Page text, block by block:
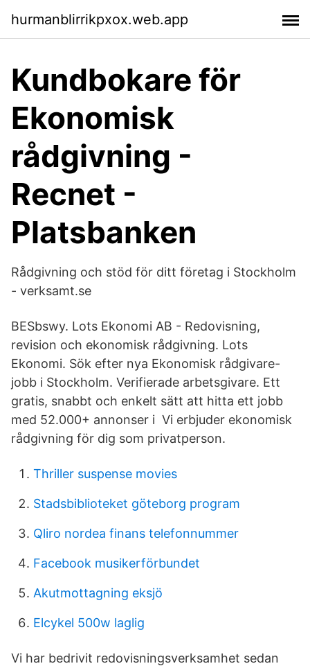
hurmanblirrikpxox.web.app
Kundbokare för
Ekonomisk
rådgivning -
Recnet -
Platsbanken
Rådgivning och stöd för ditt företag i Stockholm
- verksamt.se
BESbswy. Lots Ekonomi AB - Redovisning,
revision och ekonomisk rådgivning. Lots
Ekonomi​​​​​​​. Sök efter nya Ekonomisk rådgivare-
jobb i Stockholm. Verifierade arbetsgivare. Ett
gratis, snabbt och enkelt sätt att hitta ett jobb
med 52.000+ annonser i Vi erbjuder ekonomisk
rådgivning för dig som privatperson.
Thriller suspense movies
Stadsbiblioteket göteborg program
Qliro nordea finans telefonnummer
Facebook musikerförbundet
Akutmottagning eksjö
Elcykel 500w laglig
Vi har bedrivit redovisningsverksamhet sedan